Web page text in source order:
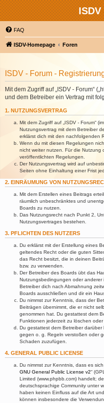
FAQ
ISDV-Homepage Foren
ISDV - Forum -
Mit dem Zugriff auf „ISDV - Forum“
und dem Betreiber ein Vertrag mit
1. NUTZUNGSVERTRAG
Mit dem Zugriff auf „ISDV - Forum“
Nutzungsvertrag mit dem Betreiber
erklärst dich mit den nachfolgenden
Wenn du mit diesen Regelungen
nicht weiter nutzen. Für die Nutzung
veröffentlichten Regelungen.
Der Nutzungsvertrag wird auf
Seiten ohne Einhaltung einer Frist
2. EINRÄUMUNG VON
Mit dem Erstellen eines Beitrags
räumlich unbeschränktes und
Boards zu nutzen.
Das Nutzungsrecht nach Punkt 2,
Nutzungsvertrages bestehen.
3. PFLICHTEN DES NUTZERS
Du erklärst mit der Erstellung eines
geltendes Recht oder die guten
das Recht besitzt, die in deinen
bzw. zu verwenden.
Der Betreiber des Boards übt das
Nutzungsbedingungen oder
Betreiber dich nach Abmahnung
Boards ausschließen und dir ein
Du nimmst zur Kenntnis, dass der
Beiträgen übernimmt, die er nicht
genommen hat. Du gestattest dem
Funktionen jederzeit zu löschen oder
Du gestattest dem Betreiber
gegen o. g. Regeln verstoßen oder
Schaden zuzufügen.
4. GENERAL PUBLIC LICENSE
Du nimmst zur Kenntnis, dass es
GNU General Public License v2“
Limited (www.phpbb.com) handelt;
deutschsprachige Community unter
haben keinen Einfluss auf die Art
können insbesondere die